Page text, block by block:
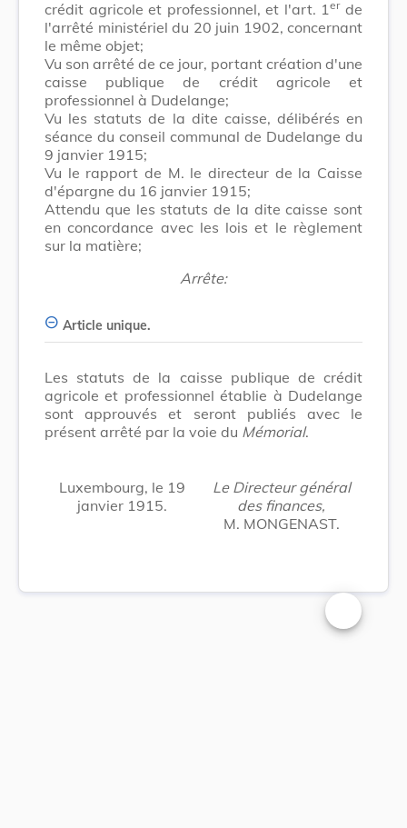
crédit agricole et professionnel, et l'art. 1erde
l'arrêté ministériel du 20 juin 1902, concernant
le même objet;
Vu son arrêté de ce jour, portant création d'une
caisse publique de crédit agricole et
professionnel à Dudelange;
Vu les statuts de la dite caisse, délibérés en
séance du conseil communal de Dudelange du
9 janvier 1915;
Vu le rapport de M. le directeur de la Caisse
d'épargne du 16 janvier 1915;
Attendu que les statuts de la dite caisse sont
en concordance avec les lois et le règlement
sur la matière;
Arrête:
Article unique.
Les statuts de la caisse publique de crédit
agricole et professionnel établie à Dudelange
sont approuvés et seront publiés avec le
présent arrêté par la voie du Mémorial.
Luxembourg, le 19
janvier 1915.
Le Directeur général
des finances,
M. MONGENAST.
Changer la